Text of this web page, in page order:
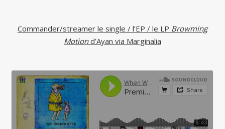
Commander/streamer le single / l’EP / le LP Browming
Motiond’Ayan via Marginalia